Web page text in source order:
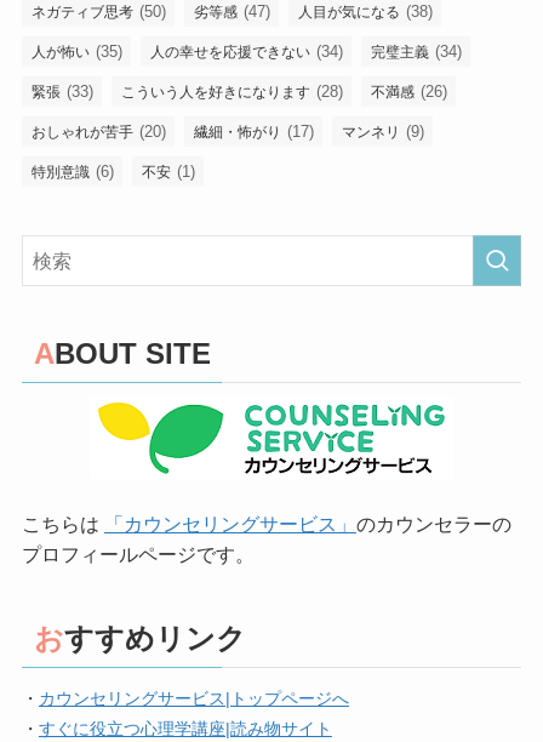
ネガティブ思考 (50) 劣等感 (47) 人目が気になる (38)
人が怖い (35) 人の幸せを応援できない (34) 完璧主義 (34)
緊張 (33) こういう人を好きになります (28) 不満感 (26)
おしゃれが苦手 (20) 繊細・怖がり (17) マンネリ (9)
特別意識 (6) 不安 (1)
ABOUT SITE
こちらは 「カウンセリングサービス」 のカウンセラーの
プロフィールページです。
おすすめリンク
・ カウンセリングサービス|トップページへ
・ すぐに役立つ心理学講座|読み物サイト